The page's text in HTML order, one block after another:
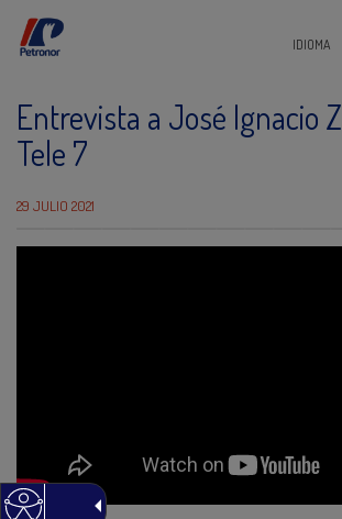
IDIOMA
Entrevista a José Ignacio
Tele 7
29 JULIO 2021